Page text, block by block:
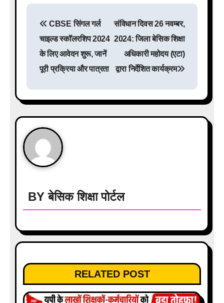
n
a
v
i
a
i
o
n
CBSE सिंगल गर्ल
चाइल्ड स्कॉलरशिप 2024
के लिए आवेदन शुरू, जानें
पूरी प्रक्रिया और पात्रता
संविधान दिवस 26 नवम्बर,
2024: जिला बेसिक शिक्षा
अधिकारी महोदय (एटा)
द्वारा निर्देशित कार्यक्रम
BYबेसिक शिक्षा पोर्टल
RELATED POST